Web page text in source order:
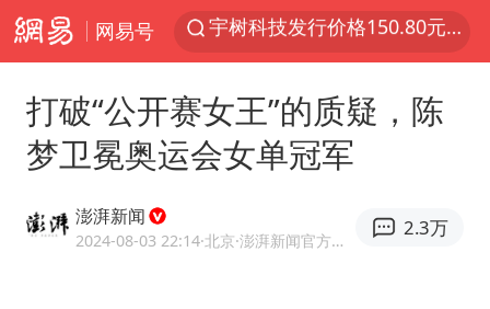
网易号
外交部发言人就广岛核爆81周年等答记者问
中国五箭齐发反制美国
打破“公开赛女王”的质疑，陈
梦卫冕奥运会女单冠军
澎湃新闻
2024-08-03 22:14·北京 ·澎湃新闻官方网易号
2.3万